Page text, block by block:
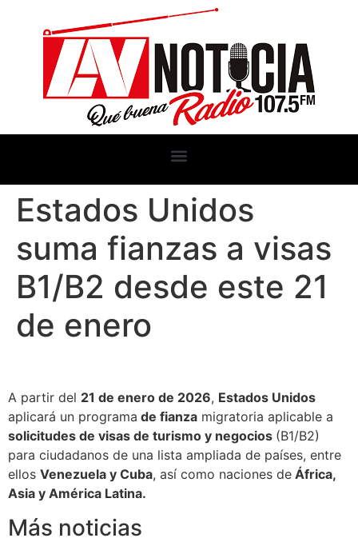
Estados Unidos
suma fianzas a visas
B1/B2 desde este 21
de enero
A partir del 21 de enero de 2026, Estados Unidos
aplicará un programa de fianza migratoria aplicable a
solicitudes de visas de turismo y negocios (B1/B2)
para ciudadanos de una lista ampliada de países, entre
ellos Venezuela y Cuba, así como naciones de África,
Asia y América Latina.
Más noticias